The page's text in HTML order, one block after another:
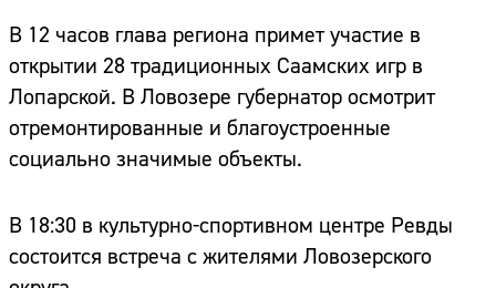
В 12 часов глава региона примет участие в
открытии 28 традиционных Саамских игр в
Лопарской. В Ловозере губернатор осмотрит
отремонтированные и благоустроенные
социально значимые объекты.
В 18:30 в культурно-спортивном центре Ревды
состоится встреча с жителями Ловозерского